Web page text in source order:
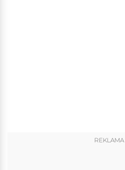
REKLAMA